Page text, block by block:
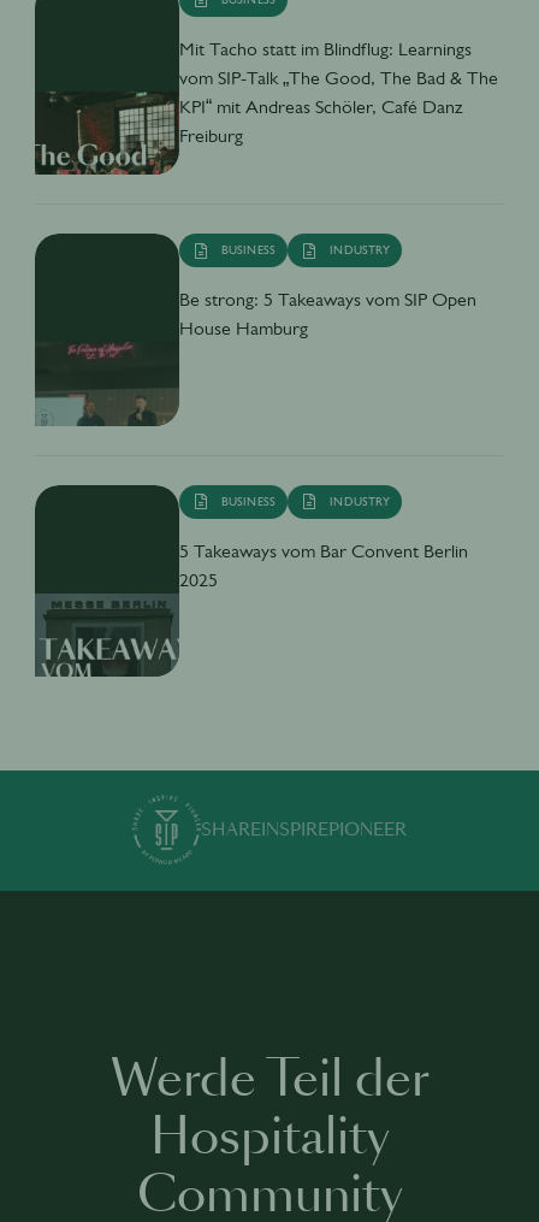
Mit Tacho statt im Blindflug: Learnings
vom SIP-Talk „The Good, The Bad & The
KPI“ mit Andreas Schöler, Café Danz
Freiburg
BUSINESS INDUSTRY
Be strong: 5 Takeaways vom SIP Open
House Hamburg
BUSINESS INDUSTRY
5 Takeaways vom Bar Convent Berlin
2025
SHAREINSPIREPIONEER
Werde Teil der
Hospitality
Community